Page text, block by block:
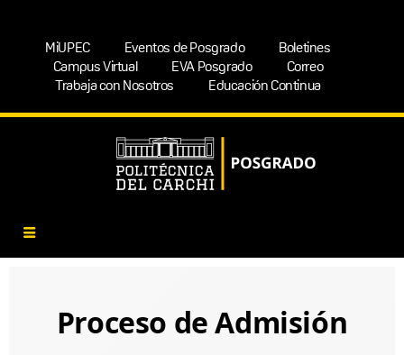
MiUPEC Eventos de Posgrado
Boletines
Campus Virtual
EVA Posgrado
Correo
Trabaja con Nosotros
Educación Continua
Proceso de Admisión